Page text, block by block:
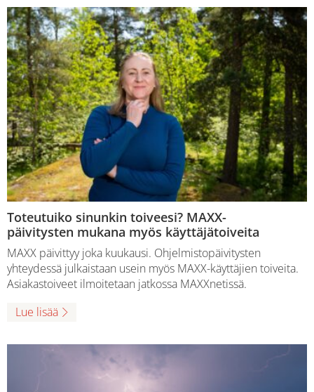
Toteutuiko sinunkin toiveesi? MAXX-
päivitysten mukana myös käyttäjätoiveita
MAXX päivittyy joka kuukausi. Ohjelmistopäivitysten
yhteydessä julkaistaan usein myös MAXX-käyttäjien toiveita.
Asiakastoiveet ilmoitetaan jatkossa MAXXnetissä.
Lue lisää